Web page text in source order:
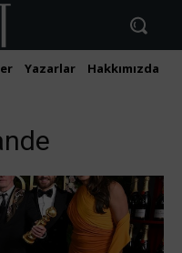
Yazarlar Hakkımızda